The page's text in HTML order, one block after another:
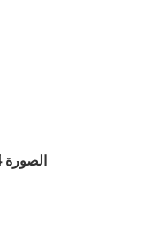
الصورة 4: منظر لمخيم العروب ويظهر فيها أحد المنازل الذي هدمها الاحتلال